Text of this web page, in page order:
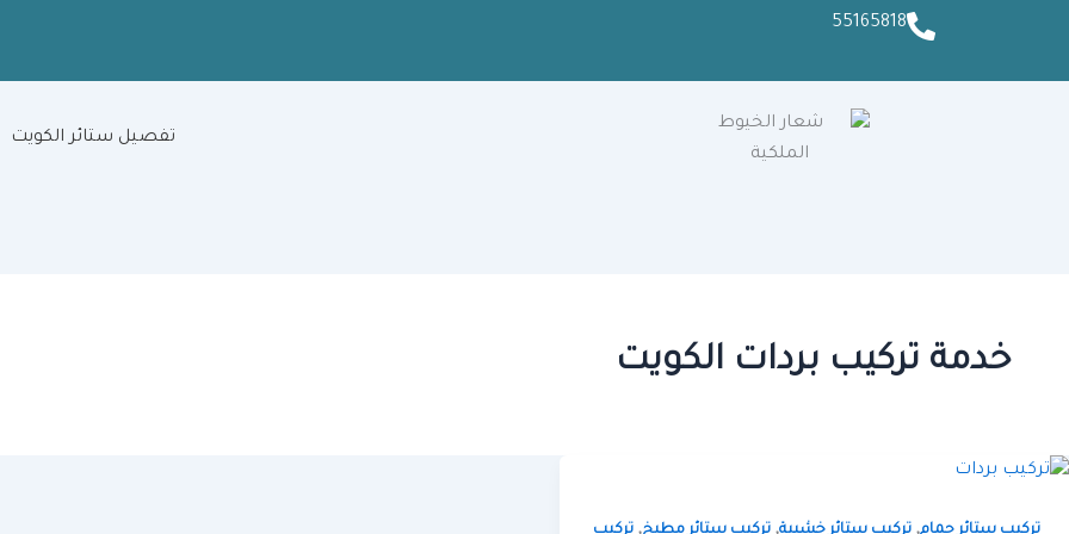
55165818
تفصيل ستائر الكويت
خدمة تركيب بردات الكويت
تركيب ستائر حمام تركيب ستائر خشبية تركيب ستائر مطبخ تركيب